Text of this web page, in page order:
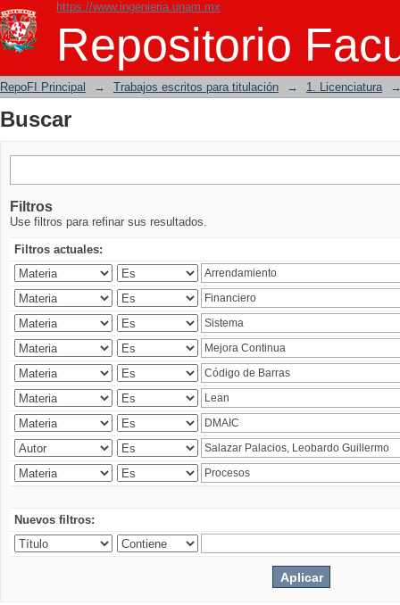
https://www.ingenieria.unam.mx
Repositorio
Buscar
RepoFI Principal → Trabajos escritos para titulación → 1. Licenciatura
Buscar
Filtros
Use filtros para refinar sus resultados.
Filtros actuales:
Nuevos filtros: